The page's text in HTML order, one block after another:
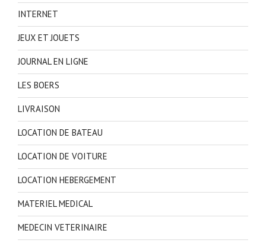
INTERNET
JEUX ET JOUETS
JOURNAL EN LIGNE
LES BOERS
LIVRAISON
LOCATION DE BATEAU
LOCATION DE VOITURE
LOCATION HEBERGEMENT
MATERIEL MEDICAL
MEDECIN VETERINAIRE